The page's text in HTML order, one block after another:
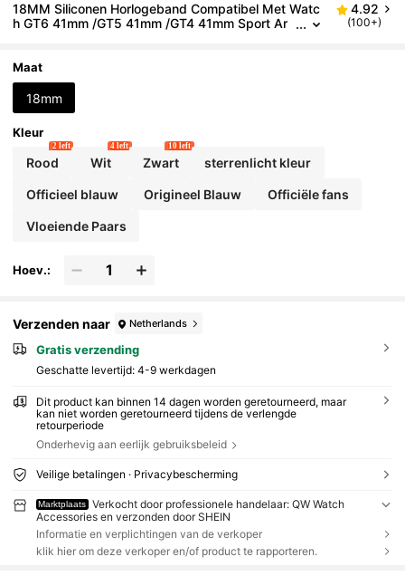
18MM Siliconen Horlogeband Compatibel Met Watc
h GT6 41mm /GT5 41mm /GT4 41mm Sport Ar
4.92
(100+)
Maat
18mm
Kleur
Rood
2 left
Wit
4 left
Zwart
10 left
sterrenlicht kleur
Officieel blauw Origineel Blauw Officiële fans
Vloeiende Paars
Hoev.:
Verzenden naar Netherlands
Gratis verzending
Geschatte levertijd: 4-9 werkdagen
Dit product kan binnen 14 dagen worden geretourneerd, maar
kan niet worden geretourneerd tijdens de verlengde
retourperiode
Onderhevig aan eerlijk gebruiksbeleid
Veilige betalingen · Privacybescherming
Marktplaats
Verkocht door professionele handelaar: QW Watch
Accessories en verzonden door SHEIN
Informatie en verplichtingen van de verkoper
klik hier om deze verkoper en/of product te rapporteren.